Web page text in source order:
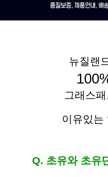
뉴질랜
그래스
이유있는
Q. 초유와 초유